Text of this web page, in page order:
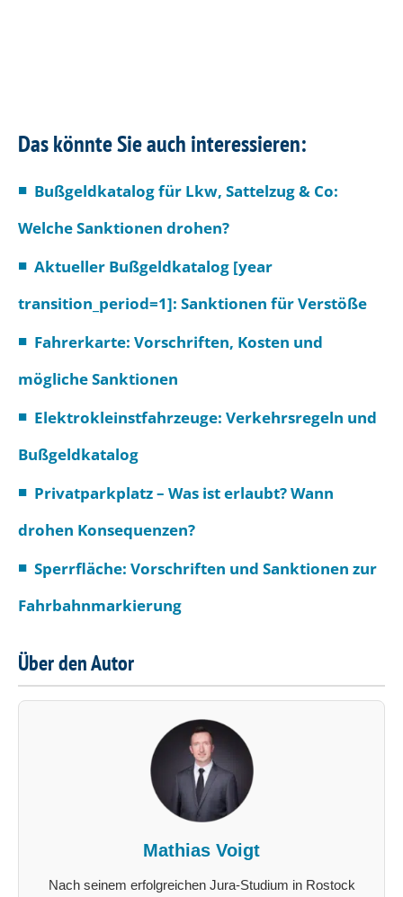
Das könnte Sie auch interessieren:
Bußgeldkatalog für Lkw, Sattelzug & Co:
Welche Sanktionen drohen?
Aktueller Bußgeldkatalog [year
transition_period=1]: Sanktionen für Verstöße
Fahrerkarte: Vorschriften, Kosten und
mögliche Sanktionen
Elektrokleinstfahrzeuge: Verkehrsregeln und
Bußgeldkatalog
Privatparkplatz – Was ist erlaubt? Wann
drohen Konsequenzen?
Sperrfläche: Vorschriften und Sanktionen zur
Fahrbahnmarkierung
Über den Autor
Mathias Voigt
Nach seinem erfolgreichen Jura-Studium in Rostock